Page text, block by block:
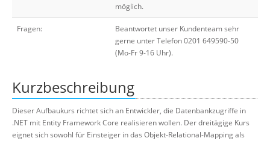
möglich.
Fragen:
Beantwortet unser Kundenteam sehr
gerne unter Telefon 0201 649590-50
(Mo-Fr 9-16 Uhr).
Kurzbeschreibung
Dieser Aufbaukurs richtet sich an Entwickler, die Datenbankzugriffe in
.NET mit Entity Framework Core realisieren wollen. Der dreitägige Kurs
eignet sich sowohl für Einsteiger in das Objekt-Relational-Mapping als